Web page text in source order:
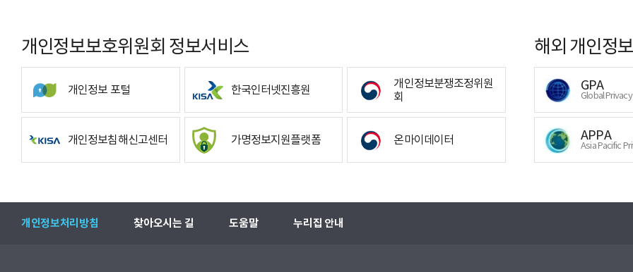
개인정보보호위원회 정보서비스
개인정보 포털 한국인터넷진흥원
개인정보분쟁조정위원
회
개인정보침해신고센터 가명정보지원플랫폼 온마이데이터
해외 개인정
GPA
Global
APPA
Asia Pacific
개인정보처리방침 찾아오시는 길 도움말 누리집 안내